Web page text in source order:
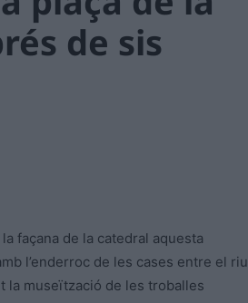
de sis
façana de la catedral aquesta
l’enderroc de les cases entre el riu
la museïtzació de les troballes